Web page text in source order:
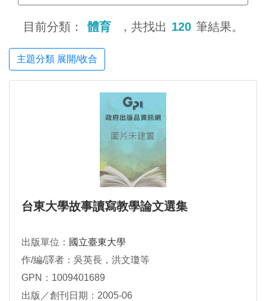
目前分類： 體育 ，共找出 120 筆結果。
主題分類 展開/收合
台東大學故事讀寫教學論文選集
出版單位： 國立臺東大學
作/編/譯者：吳英長，洪文瓊等
GPN：1009401689
出版／創刊日期：2005-06